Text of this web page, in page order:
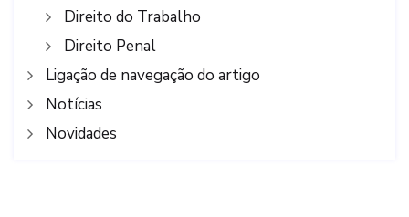
Direito do Trabalho
Direito Penal
Ligação de navegação do artigo
Notícias
Novidades